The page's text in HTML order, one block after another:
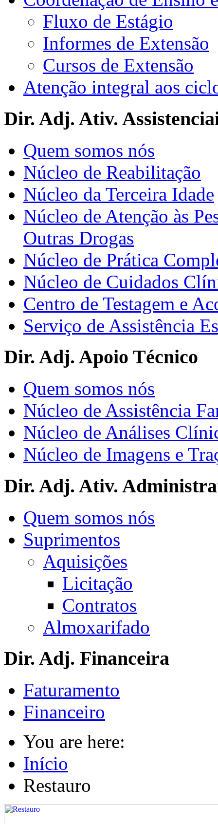
Fluxo de Estágio
Informes de Extensão
Cursos de Extensão
Atenção integral aos
Dir. Adj. Ativ.
Quem somos nós
Núcleo de Reabilitação
Núcleo da Terceira Idade
Núcleo de Atenção às
Outras Drogas
Núcleo de Prática
Núcleo de Cuidados
Centro de Testagem e
Serviço de Assistência
Dir. Adj. Apoio Técnico
Quem somos nós
Núcleo de Assistência
Núcleo de Análises
Núcleo de Imagens e
Dir. Adj. Ativ.
Quem somos nós
Suprimentos
Aquisições
Licitação
Contratos
Almoxarifado
Dir. Adj. Financeira
Faturamento
Financeiro
You are here:
Início
Restauro